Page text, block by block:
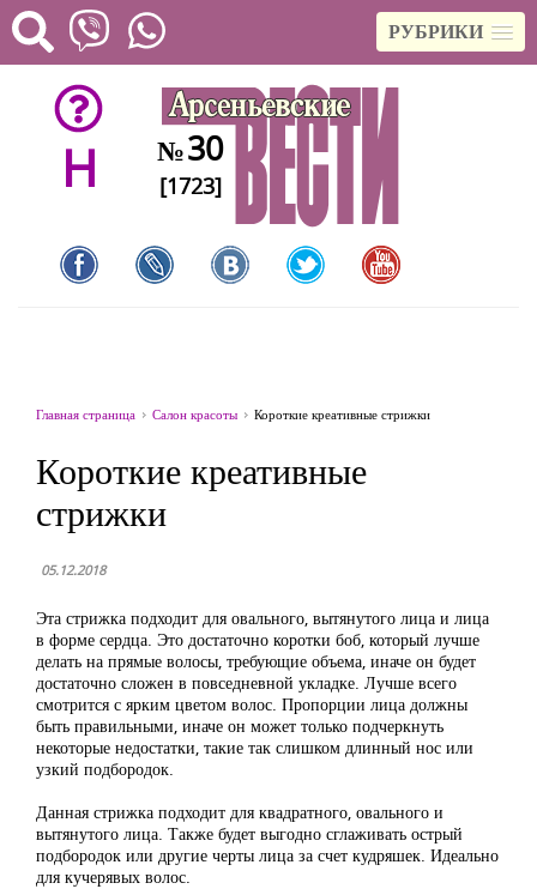
РУБРИКИ
H №30
[1723]
Главная страница Салон красоты Короткие креативные стрижки
Короткие креативные
стрижки
05.12.2018
Эта стрижка подходит для овального, вытянутого лица и лица
в форме сердца. Это достаточно коротки боб, который лучше
делать на прямые волосы, требующие объема, иначе он будет
достаточно сложен в повседневной укладке. Лучше всего
смотрится с ярким цветом волос. Пропорции лица должны
быть правильными, иначе он может только подчеркнуть
некоторые недостатки, такие так слишком длинный нос или
узкий подбородок.
Данная стрижка подходит для квадратного, овального и
вытянутого лица. Также будет выгодно сглаживать острый
подбородок или другие черты лица за счет кудряшек. Идеально
для кучерявых волос.